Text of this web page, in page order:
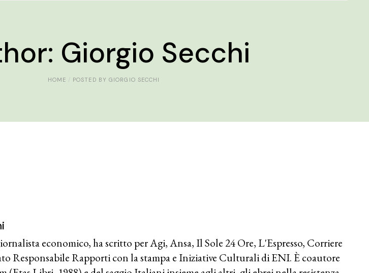
Giorgio Secchi
HOME POSTED BY GIORGIO SECCHI
economico, ha scritto per Agi, Ansa, Il Sole 24 Ore, L'Espresso, Corriere
Responsabile Rapporti con la stampa e Iniziative Culturali di ENI. È coautore